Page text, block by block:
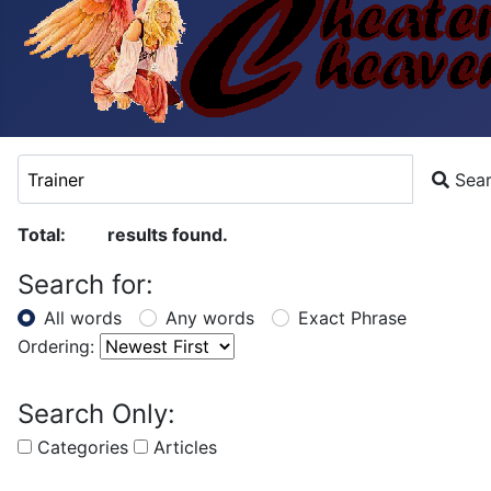
Search Keyword:
Total: results found.
Search for:
All words Any words
Exact Phrase
Ordering:
Search Only:
Categories Articles